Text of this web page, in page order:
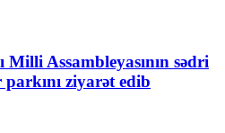
Assambleyasının sədri
ziyarət edib